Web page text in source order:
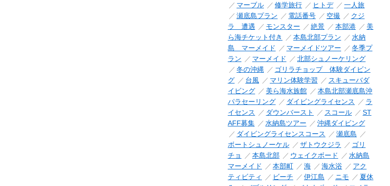
マーブル
修学旅行 ヒトデ
一人旅
瀬底島プラン
電話番号 空撮
クジ
ラ 遭遇
モンスター 絶景 本部港
美
ら海チケット付き
本島北部プラン
水納
島 マーメイド
マーメイドツアー
冬季プ
ラン
マーメイド
北部シュノーケリング
冬の沖縄
ゴリラチョップ 体験ダイビン
グ
台風 マリン体験学習
スキューバダ
イビング
美ら海水族館
本島北部瀬底島沖
パラセーリング
ダイビングライセンス
ラ
イセンス
ダウンバースト スコール
ST
AFF募集
水納島ツアー
沖縄ダイビング
ダイビングライセンスコース
瀬底島
ボートシュノーケル
ザトウクジラ
ゴリ
チョ
本島北部 ウェイクボード
水納島
マーメイド
本部町 海 海水浴
アク
ティビティ
ビーチ 伊江島 ニモ
夏休